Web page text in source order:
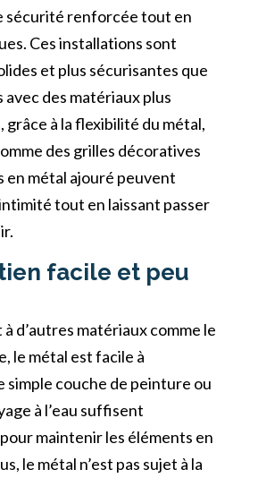
sécurité renforcée tout en
Ces installations sont
et plus sécurisantes que
avec des matériaux plus
grâce à la flexibilité du métal,
des grilles décoratives
en métal ajouré peuvent
tout en laissant passer
facile et peu
d’autres matériaux comme le
le métal est facile à
simple couche de peinture ou
à l’eau suffisent
maintenir les éléments en
le métal n’est pas sujet à la